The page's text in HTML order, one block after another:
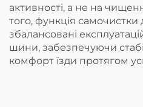
активності, а не на
того, функція самочистки
збалансовані
шини, забезпечуючи
комфорт їзди протягом